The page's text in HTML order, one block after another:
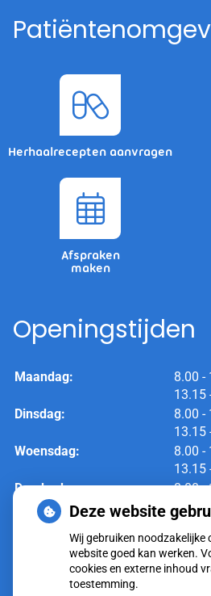
Herhaalrecepten aanvragen
Afspraken
maken
Openingstijden
Maandag: 8.00 -
13.15
Dinsdag:
8.00 -
13.15
Woensdag:
8.00 -
13.15
Donderdag:
8.00-
13.15
Vrijdag:
8.00
13.15
Deze website
Wij gebruiken noodzakelijke
website goed kan werken.
cookies en externe inhoud
toestemming.